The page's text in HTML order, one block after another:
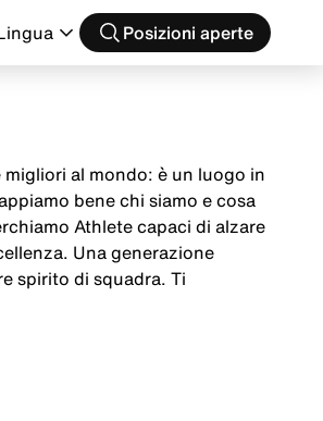
Posizioni aperte
al mondo: è un luogo in
bene chi siamo e cosa
Athlete capaci di alzare
Una generazione
spirito di squadra. Ti